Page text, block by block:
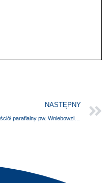
NASTĘPNY
Kościół parafialny pw. Wniebowzięcia Najświętszej Maryi Panny